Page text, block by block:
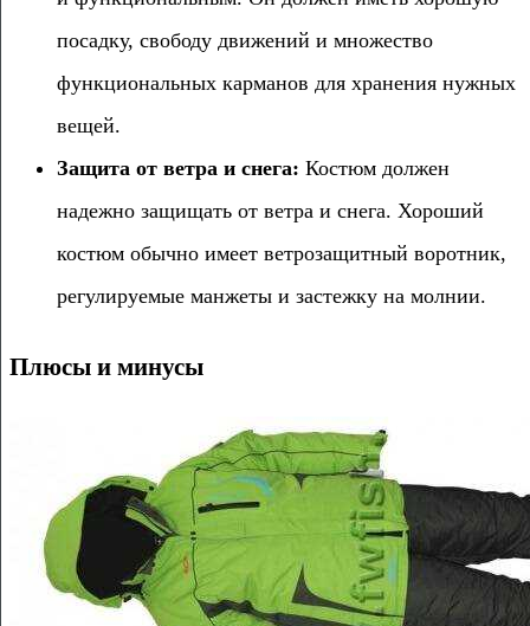
посадку, свободу движений и множество
функциональных карманов для хранения нужных
вещей.
Защита от ветра и снега: Костюм должен
надежно защищать от ветра и снега. Хороший
костюм обычно имеет ветрозащитный воротник,
регулируемые манжеты и застежку на молнии.
Плюсы и минусы